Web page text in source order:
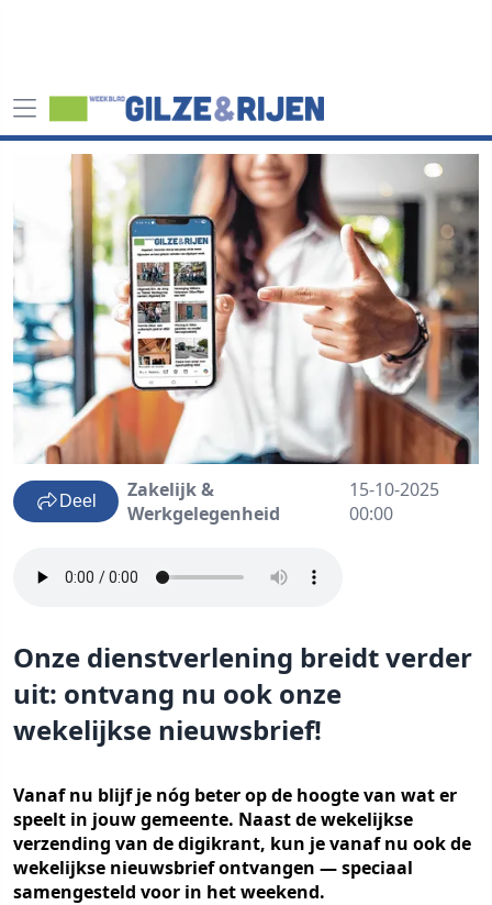
Deel
Zakelijk &
Werkgelegenheid
15-10-2025
00:00
Onze dienstverlening breidt verder
uit: ontvang nu ook onze
wekelijkse nieuwsbrief!
Vanaf nu blijf je nóg beter op de hoogte van wat er
speelt in jouw gemeente. Naast de wekelijkse
verzending van de digikrant, kun je vanaf nu ook de
wekelijkse nieuwsbrief ontvangen — speciaal
samengesteld voor in het weekend.